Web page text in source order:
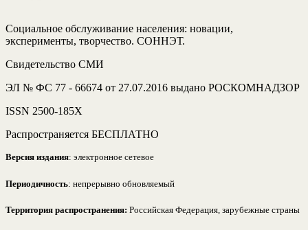
Социальное обслуживание населения: новации,
эксперименты, творчество. СОННЭТ.
Свидетельство СМИ
ЭЛ № ФС 77 - 66674 от 27.07.2016 выдано РОСКОМНАДЗОР
ISSN 2500-185Х
Распространяется БЕСПЛАТНО
Версия издания: электронное сетевое
Периодичность: непрерывно обновляемый
Территория распространения: Российская Федерация, зарубежные страны